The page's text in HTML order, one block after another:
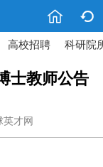
 
高校招聘 科研院
士教师公告
才网